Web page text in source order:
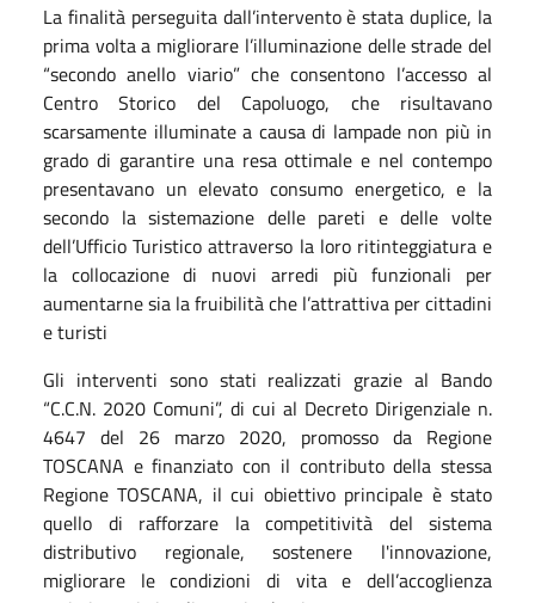
La finalità perseguita dall’intervento è stata duplice, la
prima volta a migliorare l’illuminazione delle strade del
“secondo anello viario” che consentono l’accesso al
Centro Storico del Capoluogo, che risultavano
scarsamente illuminate a causa di lampade non più in
grado di garantire una resa ottimale e nel contempo
presentavano un elevato consumo energetico, e la
secondo la sistemazione delle pareti e delle volte
dell’Ufficio Turistico attraverso la loro ritinteggiatura e
la collocazione di nuovi arredi più funzionali per
aumentarne sia la fruibilità che l’attrattiva per cittadini
e turisti
Gli interventi sono stati realizzati grazie al Bando
“C.C.N. 2020 Comuni”, di cui al Decreto Dirigenziale n.
4647 del 26 marzo 2020, promosso da Regione
TOSCANA e finanziato con il contributo della stessa
Regione TOSCANA, il cui obiettivo principale è stato
quello di rafforzare la competitività del sistema
distributivo regionale, sostenere l'innovazione,
migliorare le condizioni di vita e dell’accoglienza